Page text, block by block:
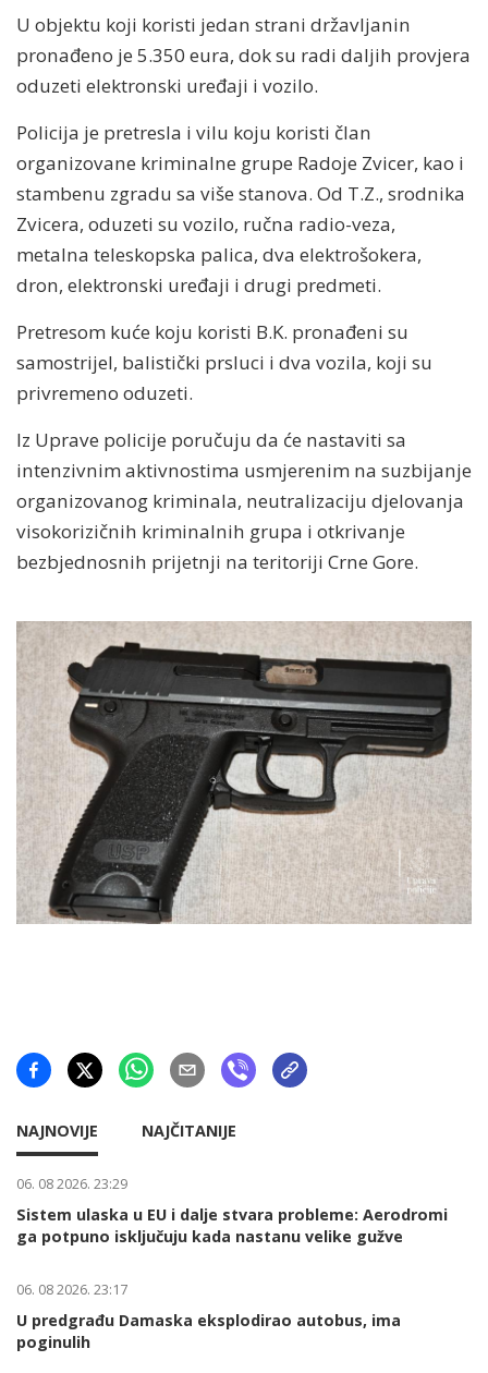
U objektu koji koristi jedan strani državljanin
pronađeno je 5.350 eura, dok su radi daljih provjera
oduzeti elektronski uređaji i vozilo.
Policija je pretresla i vilu koju koristi član
organizovane kriminalne grupe Radoje Zvicer, kao i
stambenu zgradu sa više stanova. Od T.Z., srodnika
Zvicera, oduzeti su vozilo, ručna radio-veza,
metalna teleskopska palica, dva elektrošokera,
dron, elektronski uređaji i drugi predmeti.
Pretresom kuće koju koristi B.K. pronađeni su
samostrijel, balistički prsluci i dva vozila, koji su
privremeno oduzeti.
Iz Uprave policije poručuju da će nastaviti sa
intenzivnim aktivnostima usmjerenim na suzbijanje
organizovanog kriminala, neutralizaciju djelovanja
visokorizičnih kriminalnih grupa i otkrivanje
bezbjednosnih prijetnji na teritoriji Crne Gore.
NAJNOVIJE NAJČITANIJE
06. 08 2026. 23:29
Sistem ulaska u EU i dalje stvara probleme: Aerodromi
ga potpuno isključuju kada nastanu velike gužve
06. 08 2026. 23:17
U predgrađu Damaska eksplodirao autobus, ima
poginulih